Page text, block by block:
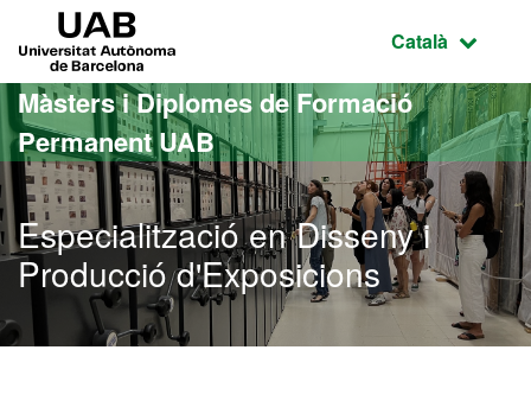
Ves al contingut principal
Ves a la navegació de la pàgina
Idioma
Català
Màsters i Diplomes de Formació
Permanent UAB
Especialització en Disseny i
Producció d'Exposicions